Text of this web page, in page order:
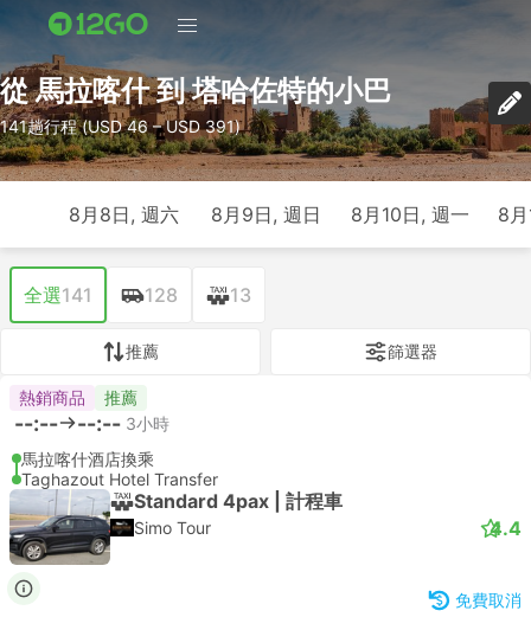
從 馬拉喀什 到 塔哈佐特的小巴
141趟行程 (USD 46 – USD 391)
8月8日, 週六 8月9日, 週日 8月10日, 週一 8
全選141 128 13
推薦 篩選器
熱銷商品 推薦
--:-- --:-- 3小時
馬拉喀什酒店換乘
Taghazout Hotel Transfer
Standard 4pax | 計程車
Simo Tour 4.4
免費取消